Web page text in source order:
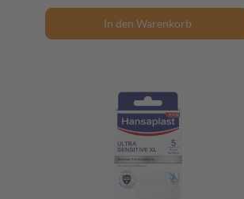
In den Warenkorb